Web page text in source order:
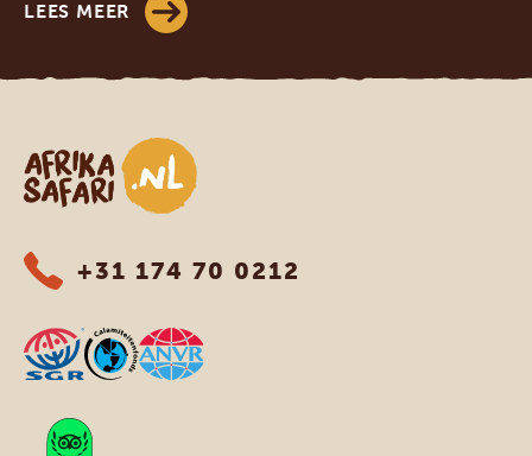
LEES MEER
Afrika safari
+31 174 70 0212